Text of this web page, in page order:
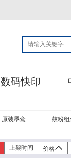
数码快印
原装墨盒 鼓粉
上架时间 价格